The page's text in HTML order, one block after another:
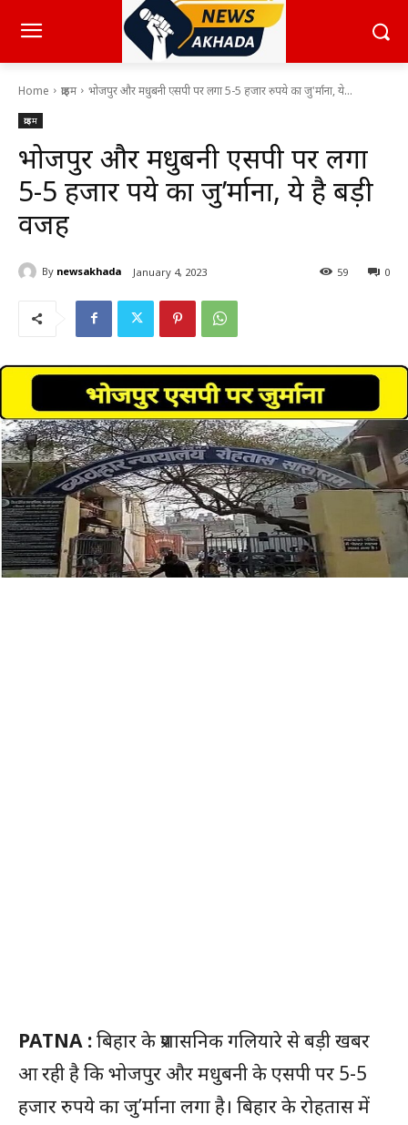
Home क्राइम भोजपुर और मधुबनी एसपी पर लगा 5-5 हजार रुपये का जु'र्माना, ये...
क्राइम
भोजपुर और मधुबनी एसपी पर लगा
5-5 हजार रुपये का जु’र्माना, ये है बड़ी
वजह
By newsakhada January 4, 2023 0
59
PATNA :बिहार के प्रशासनिक गलियारे से बड़ी खबर
आ रही है कि भोजपुर और मधुबनी के एसपी पर 5-5
हजार रुपये का जु’र्माना लगा है। बिहार के रोहतास में